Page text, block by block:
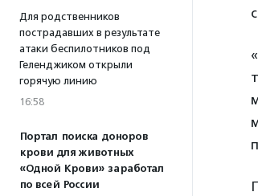
Для родственников
пострадавших в результате
атаки беспилотников под
Геленджиком открыли
горячую линию
16:58
Портал поиска доноров
крови для животных
«Одной Крови» заработал
по всей России